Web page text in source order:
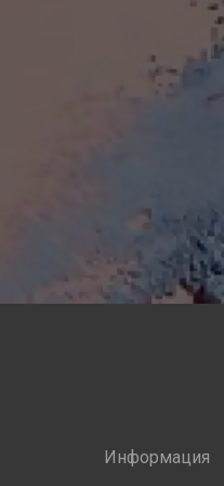
Информация